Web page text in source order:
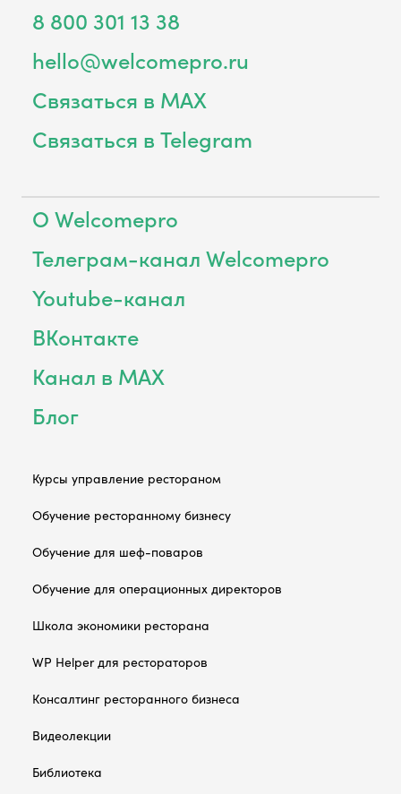
8 800 301 13 38
hello@welcomepro.ru
Связаться в MAX
Связаться в Telegram
О Welcomepro
Телеграм-канал Welcomepro
Youtube-канал
ВКонтакте
Канал в MAX
Блог
Курсы управление рестораном
Обучение ресторанному бизнесу
Обучение для шеф-поваров
Обучение для операционных директоров
Школа экономики ресторана
WP Helper для рестораторов
Консалтинг ресторанного бизнеса
Видеолекции
Библиотека